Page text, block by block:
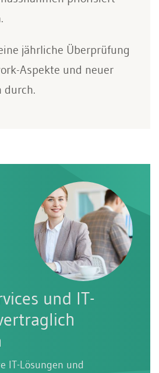
jährliche Überprüfung
Aspekte und neuer
durch.
und IT-
IT-Lösungen und